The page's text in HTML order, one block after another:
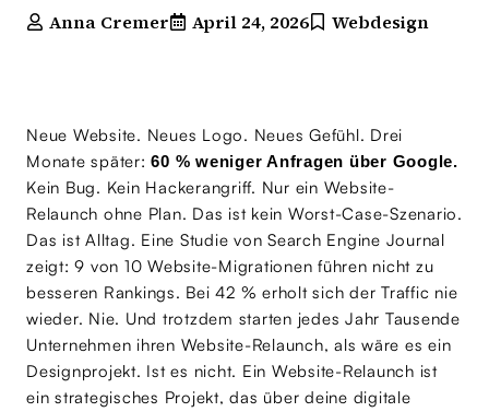
Anna Cremer April 24, 2026 Webdesign
Neue Website. Neues Logo. Neues Gefühl. Drei
Monate später:60 % weniger Anfragen über Google.
Kein Bug. Kein Hackerangriff. Nur ein Website-
Relaunch ohne Plan. Das ist kein Worst-Case-Szenario.
Das ist Alltag. Eine Studie von Search Engine Journal
zeigt: 9 von 10 Website-Migrationen führen nicht zu
besseren Rankings. Bei 42 % erholt sich der Traffic nie
wieder. Nie. Und trotzdem starten jedes Jahr Tausende
Unternehmen ihren Website-Relaunch, als wäre es ein
Designprojekt. Ist es nicht. Ein Website-Relaunch ist
ein strategisches Projekt, das über deine digitale